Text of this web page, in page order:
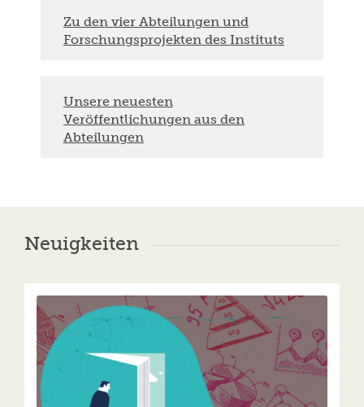
Zu den vier Abteilungen und
Forschungsprojekten des Instituts
Unsere neuesten
Veröffentlichungen aus den
Abteilungen
Neuigkeiten